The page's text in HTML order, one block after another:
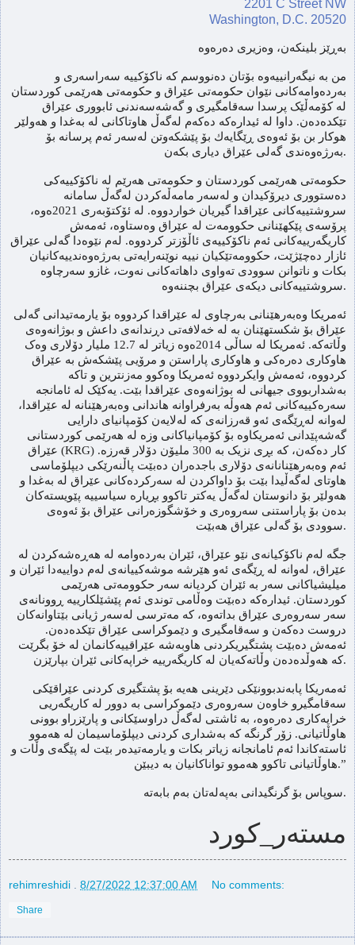
2201 C Street NW
Washington, D.C. 20520
بەڕێز بلینکەن، وەزیری دەرەوە
من بە نیگەرانییەوە بۆتان دەنووسم کە ناکۆکییە سەراسەری و
بەردەوامەکانی نێوان حکومەتی عێراق و حکومەتی هەرێمی کوردستان
لە کۆمەڵێک پرسدا سەقامگیری و گەشەسەندنی ئابووری عێراق
تێکدەدەن. داوا له‌ ئیداره‌کە ده‌كه‌م له‌گه‌ڵ هاوتاكانی له‌ به‌غدا و هه‌ولێر
هوکار بن بۆ ئه‌وه‌ی ڕێگایه‌ك بۆ پێشكه‌وتن له‌سه‌ر ئه‌م پرسانه‌ بۆ
به‌رژه‌وه‌ندی گه‌لی عێراق دیاری بكه‌ن.
حکومەتی هەرێمی کوردستان و حکومەتی هەرێم لە ناکۆکییەکی
دەستووری دیرۆکیدان و لەسەر مامەڵەکردن لەگەڵ سامانە
سروشتییەکانی عێراقدا گیریان خواردووە. لە ئۆکتۆبەری 2021ەوە،
پرۆسەی پێکهێنانی حکوومەت لە عێراق وەستاوە، ئەمەش
کاریگەرییەکانی ئەم ناکۆکییەی ئاڵۆزتر کردووە. لەم نێوەدا گەلی عێراق
ئازار دەچێژێت، حکوومەتێکیان نییە نوێنەرایەتی بەرژەوەندییەکانیان
بکات و ناتوانن سوودی تەواوی داهاتەکانی نەوت، غازو سەرچاوە
سروشتییەکانی دیکەی عێراق بچننەوە.
ئەمریکا وەبەرهێنانی بەرچاوی لە عێراقدا کردووە بۆ یارمەتیدانی گەلی
عێراق بۆ شکستهێنان بە لە خەلافەتی دڕندانەی داعش و بوژانەوەی
وڵاتەکە. ئەمریکا لە ساڵی 2014ەوە زیاتر لە 12.7 ملیار دۆلاری وەک
هاوکاری دەرەکی و هاوکاری پاراستن و مرۆیی پێشکەش بە عێراق
کردووە، ئەمەش وایکردووە ئەمریکا وەکوو مەزنترین و تاکە
بەشداربووی جیهانی لە بوژانەوەی عێراقدا بێت. یەکێک لە ئامانجە
سەرەکییەکانی ئەم هەوڵە بەرفراوانە هاندانی وەبەرهێنانە لە عێراقدا،
لەوانە لەڕێگەی ئەو قەرزانەی کە لەلایەن کۆمپانیای دارایی
گەشەپێدانی ئەمریکاوە بۆ کۆمپانیاکانی وزە لە هەرێمی کوردستانی
عێراق (KRG) کار دەکەن، کە بڕی نزیک بە 300 ملیۆن دۆلار قەرزە.
ئەم وەبەرهێنانانەی دۆلاری باجدەران دەبێت پاڵنەرێکی دیپلۆماسی
هاوتای لەگەڵیدا بێت بۆ داواکردن لە سەرکردەکانی عێراق لە بەغدا و
هەولێر بۆ دانوستان لەگەڵ یەکتر تاکوو بڕیارە سیاسییە پێویستەکان
بدەن بۆ پاراستنی سەروەری و خۆشگوزەرانی عێراق بۆ ئەوەی
سوودی بۆ گەلی عێراق هەبێت.
جگە لەم ناکۆکیانەی نێو عێراق، ئێران بەردەوامە لە هەڕەشەکردن لە
عێراق، لەوانە لە ڕێگەی ئەو هێرشە موشەکییانەی لەم دواییەدا ئێران و
میلیشیاکانی سەر بە ئێران کردیانە سەر حکوومەتی هەرێمی
کوردستان. ئیدارەکە دەبێت وەڵامی توندی ئەم پێشێلکارییە ڕوونانەی
سەر سەروەری عێراق بداتەوە، کە مەترسی لەسەر ژیانی بێتاوانەکان
دروست دەکەن و سەقامگیری و دێموکراسی عێراق تێکدەدەن.
ئەمەش دەبێت پشتگیریکردنی هاوبەشە عێراقییەکانمان لە خۆ بگرێت
کە هەوڵدەدەن وڵاتەکەیان لە کاریگەرییە خراپەکانی ئێران بپارێزن.
ئەمەریکا پابەندبوونێکی دێرینی هەیە بۆ پشتگیری کردنی عێراقێکی
سەقامگیرو خاوەن سەروەری دێموکراسی بە دوور لە کاریگەریی
خراپەکاری دەرەوە، بە ئاشتی لەگەڵ دراوسێکانی و پارێزراو بوونی
هاوڵاتیانی. زۆر گرنگە کە بەشداری کردنی دیپلۆماسیمان لە هەموو
ئاستەکاندا ئەم ئامانجانە زیاتر بکات و یارمەتیدەر بێت لە پێگەی وڵات و
هاوڵاتیانی تاکوو هەموو تواناکانیان بە دیبێن.”
سوپاس بۆ گرنگیدانی بەپەلەتان بەم بابەتە.
مستەر_کورد
rehimreshidi . 8/27/2022 12:37:00 AM No comments:
Share